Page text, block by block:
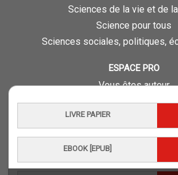
LIVRE PAPIER
EBOOK [EPUB]
Sciences de la vie et de
Science pour tous
Sciences sociales, politiques,
ESPACE PRO
Vous êtes auteur
Vous êtes journaliste
Vous êtes libraire
Foreign rights
Procédure